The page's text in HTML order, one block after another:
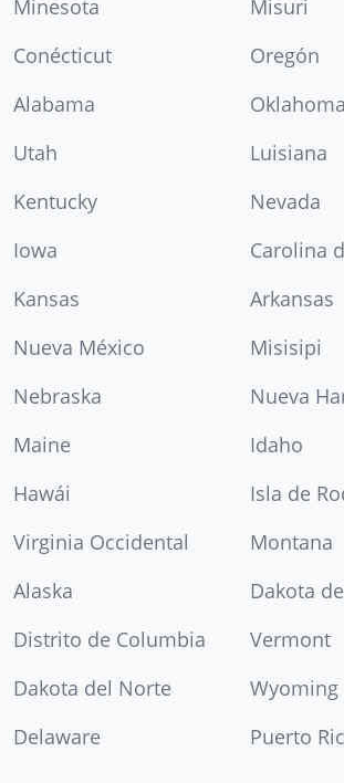
Minesota
Misuri
Conécticut
Oregón
Alabama
Oklahoma
Utah
Luisiana
Kentucky
Nevada
Iowa
Carolina
Kansas
Arkansas
Nueva México
Misisipi
Nebraska
Nueva
Maine
Idaho
Hawái
Isla de
Virginia Occidental
Montana
Alaska
Dakota
Distrito de Columbia
Vermont
Dakota del Norte
Wyoming
Delaware
Puerto